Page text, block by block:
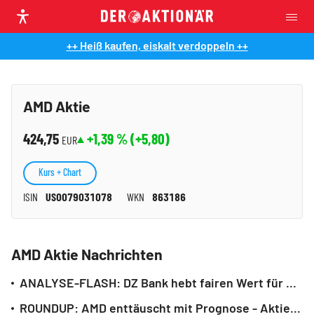
++ Heiß kaufen, eiskalt verdoppeln ++
AMD Aktie
424,75 EUR +1,39 % (+5,80)
ISIN US0079031078 WKN 863186
Kurs + Chart
AMD Aktie Nachrichten
ANALYSE-FLASH: DZ Bank hebt fairen Wert für AMD auf 590 Dollar - 'Kaufen'
ROUNDUP: AMD enttäuscht mit Prognose - Aktie verliert deutlich